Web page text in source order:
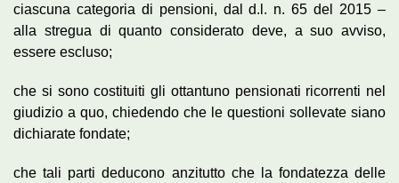
ciascuna categoria di pensioni, dal d.l. n. 65 del 2015 –
alla stregua di quanto considerato deve, a suo avviso,
essere escluso;
che si sono costituiti gli ottantuno pensionati ricorrenti nel
giudizio a quo, chiedendo che le questioni sollevate siano
dichiarate fondate;
che tali parti deducono anzitutto che la fondatezza delle